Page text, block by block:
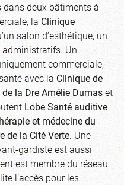
dans deux bâtiments à
laClinique
salon d’esthétique, un
administratifs. Un
commerciale,
avec laClinique de
la Dre Amélie Dumaset
Lobe Santé auditive
et médecine du
de la Cité Verte. Une
gardiste est aussi
est membre du réseau
l’accès pour les